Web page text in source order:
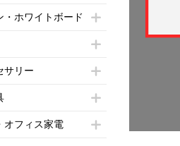
ッカー
カー
カー
ー・下駄箱
他
～
～
テーブル
ティングチェア
ェアその他
その他
ター
・ホワイトボード
テーション
その他
ボード
ドその他
スフォン）
サリー
演説台
ア
オフィス家電